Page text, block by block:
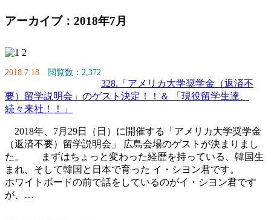
アーカイブ：2018年7月
2018.7.18 閲覧数：2,372
328.「アメリカ大学奨学金（返済不
要）留学説明会」のゲスト決定！！＆ 「現役留学生達、
続々来社！！」
2018年、7月29日（日）に開催する「アメリカ大学奨学金
（返済不要）留学説明会」 広島会場のゲストが決まりまし
た。 まずはちょっと変わった経歴を持っている、韓国生
まれ、そして韓国と日本で育った イ・シヨン君です。
ホワイトボードの前で話をしているのがイ・シヨン君です
が、…